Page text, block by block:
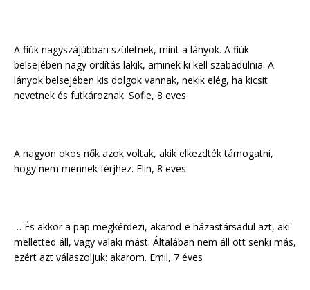
A fiúk nagyszájúbban születnek, mint a lányok. A fiúk
belsejében nagy ordítás lakik, aminek ki kell szabadulnia. A
lányok belsejében kis dolgok vannak, nekik elég, ha kicsit
nevetnek és futkároznak. Sofie, 8 eves
A nagyon okos nők azok voltak, akik elkezdték támogatni,
hogy nem mennek férjhez. Elin, 8 eves
… És akkor a pap megkérdezi, akarod-e házastársadul azt, aki
melletted áll, vagy valaki mást. Általában nem áll ott senki más,
ezért azt válaszoljuk: akarom. Emil, 7 éves